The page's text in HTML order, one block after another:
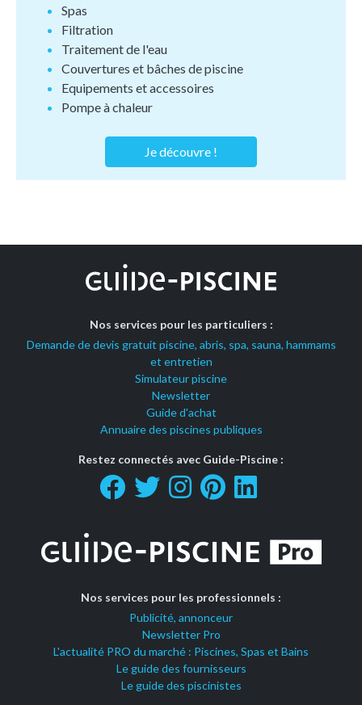
Spas
Filtration
Traitement de l'eau
Couvertures et bâches de piscine
Equipements et accessoires
Pompe à chaleur
Je découvre !
Nos services pour les particuliers :
Demande de devis gratuit piscine, abris, spa, sauna, hammams
et entretien
Simulateur piscine
Newsletter
Guide d'achat
Annuaire des piscines publiques
Restez connectés avec Guide-Piscine :
Nos services pour les professionnels :
Publicité, annonceur
Newsletter Pro
L'actualité PRO du marché : Piscines, Spas et Bains
Le guide des fournisseurs
Le guide des piscinistes